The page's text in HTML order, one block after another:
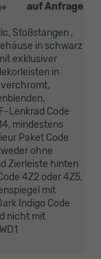
auf Anfrage
Stoßstangen ,
in schwarz
exklusiver
in
Lenkrad Code
mindestens
Paket Code
ohne
Zierleiste hinten
4Z2 oder 4Z5,
mit
Indigo Code
nicht mit